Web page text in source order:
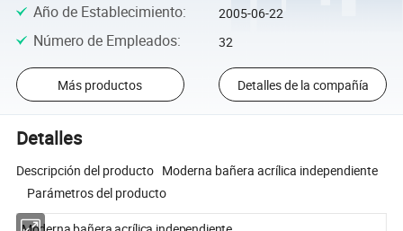
Año de Establecimiento: 2005-06-22
Número de Empleados: 32
Más productos Detalles de la compañía
Detalles
Descripción del producto Moderna bañera acrílica independiente
Parámetros del producto